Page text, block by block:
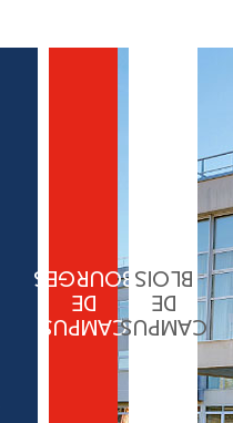
CAMPUS
DE
BOURGES
CAMPUS
DE
BLOIS